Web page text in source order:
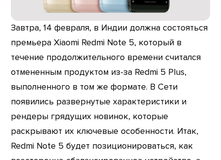
Завтра, 14 февраля, в Индии должна состояться
премьера Xiaomi Redmi Note 5, который в
течение продолжительного времени считался
отмененным продуктом из-за Redmi 5 Plus,
выполненного в том же формате. В Сети
появились развернутые характеристики и
рендеры грядущих новинок, которые
раскрывают их ключевые особенности. Итак,
Redmi Note 5 будет позиционироваться, как